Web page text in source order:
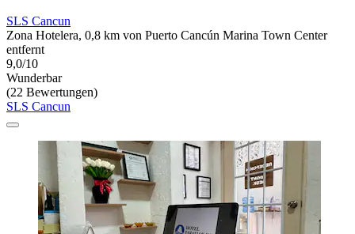
SLS Cancun
Zona Hotelera, 0,8 km von Puerto Cancún Marina Town Center
entfernt
9,0/10
Wunderbar
(22 Bewertungen)
SLS Cancun